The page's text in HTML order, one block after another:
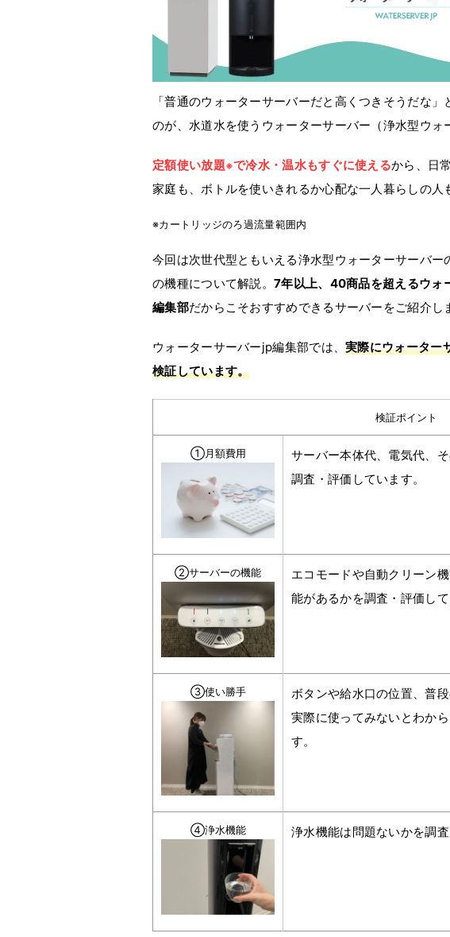
「普通のウォーターサーバーだと高くつきそうだな
のが、水道水を使うウォーターサーバー（浄水型ウォ
定額使い放題※で冷水・温水もすぐに使えるから、日
家庭も、ボトルを使いきれるか心配な一人暮らしの人
※カートリッジのろ過流量範囲内
今回は次世代型ともいえる浄水型ウォーターサーバ
の機種について解説。 7年以上、40商品を超えるウォ
編集部だからこそおすすめできるサーバーをご紹介し
ウォーターサーバーjp編集部では、実際にウォーター
検証しています。
検証ポイント
①月額費用
サーバー本体代、電気代、
調査・評価しています。
②サーバーの機能
エコモードや自動クリーン
能があるかを調査・評価して
③使い勝手
ボタンや給水口の位置、普
実際に使ってみないとわか
す。
④浄水機能 浄水機能は問題ないかを調査